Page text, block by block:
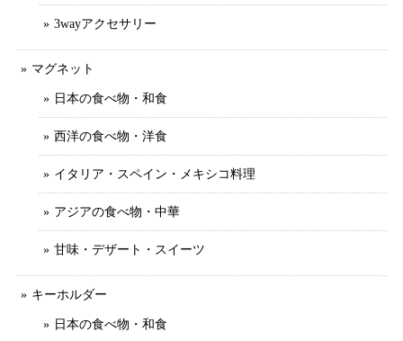
3wayアクセサリー
マグネット
日本の食べ物・和食
西洋の食べ物・洋食
イタリア・スペイン・メキシコ料理
アジアの食べ物・中華
甘味・デザート・スイーツ
キーホルダー
日本の食べ物・和食